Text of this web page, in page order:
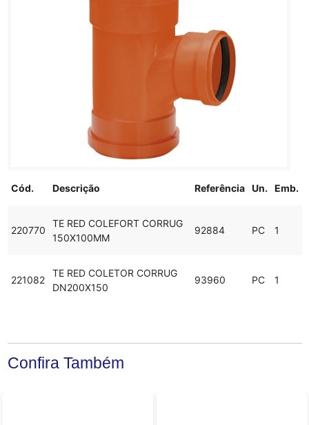
Cód. Descrição Referência Un. Emb.
220770
TE RED COLEFORT CORRUG
150X100MM
92884 PC 1
221082
TE RED COLETOR CORRUG
DN200X150
93960 PC 1
Confira Também